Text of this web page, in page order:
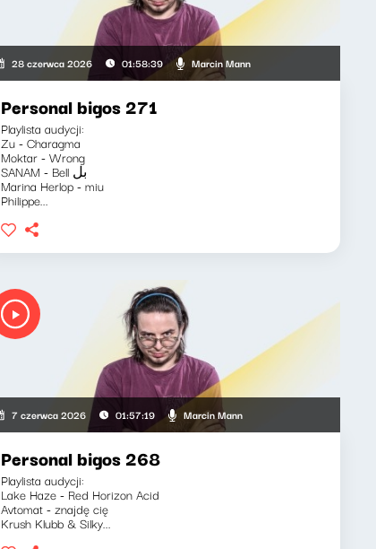
28 czerwca 2026 01:58:39 Marcin Mann
Personal bigos 271
Playlista audycji:
Zu - Charagma
Moktar - Wrong
SANAM - Bell بل
Marina Herlop - miu
Philippe...
7 czerwca 2026 01:57:19 Marcin Mann
Personal bigos 268
Playlista audycji:
Lake Haze - Red Horizon Acid
Avtomat - znajdę cię
Krush Klubb & Silky...